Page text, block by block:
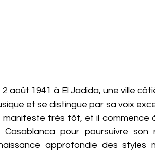
août 1941 à El Jadida, une ville
et se distingue par sa voix
très tôt, et il commence
pour poursuivre son
approfondie des styles